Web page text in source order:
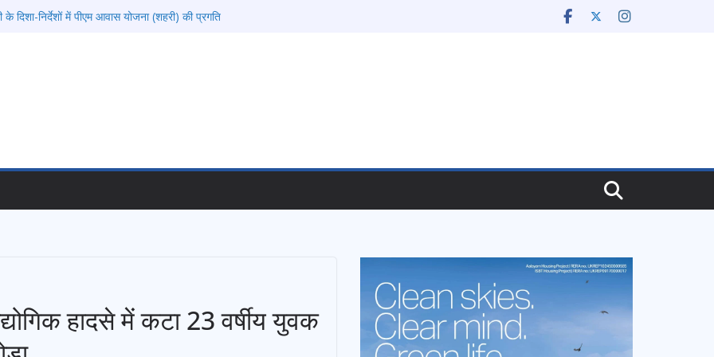
के दिशा-निर्देशों में पीएम आवास योजना (शहरी) की प्रगति
हादसे में कटा 23 वर्षीय युवक